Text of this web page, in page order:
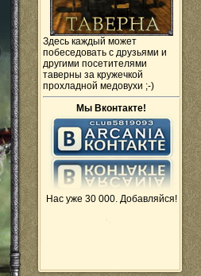
Здесь каждый может
побеседовать с друзьями и
другими посетителями
таверны за кружечкой
прохладной медовухи ;-)
Мы Вконтакте!
Нас уже 30 000. Добавляйся!